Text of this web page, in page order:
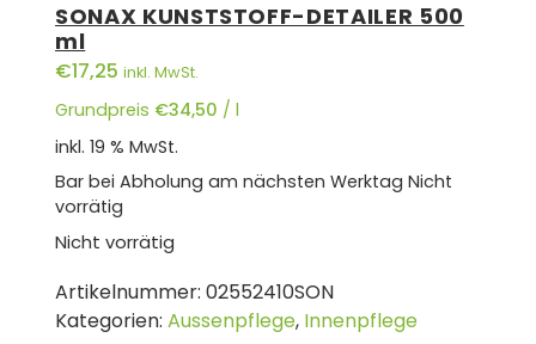
SONAX KUNSTSTOFF-DETAILER 500
ml
€17,25 inkl. MwSt.
Grundpreis €34,50 / l
inkl. 19 % MwSt.
Bar bei Abholung am nächsten Werktag Nicht
vorrätig
Nicht vorrätig
Artikelnummer: 02552410SON
Kategorien: Aussenpflege, Innenpflege